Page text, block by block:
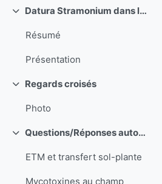
Replier Datura Stramonium dans le maïs : enjeux sanitaires et complexité de gestion
Résumé
Présentation
Replier
Regards croisés
Photo
Replier Questions/Réponses autour des travaux du RMT QUasaprove
ETM et transfert sol-plante
Mycotoxines au champ